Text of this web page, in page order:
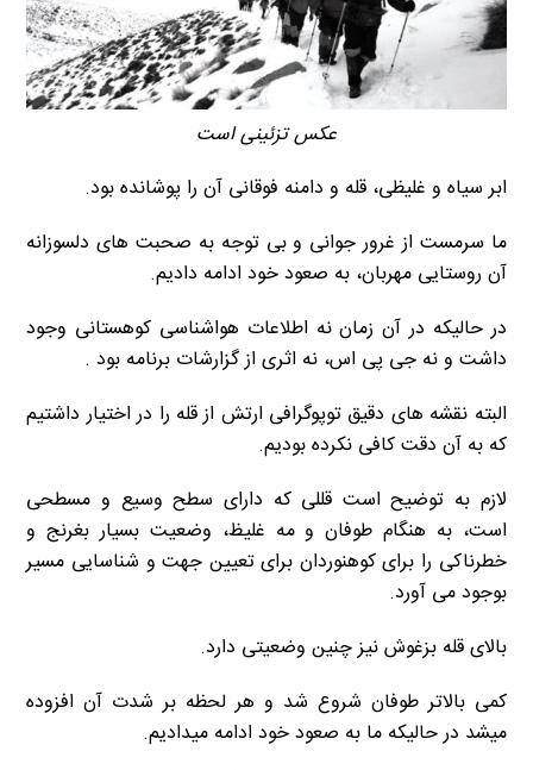
عکس تزئینی است
ابر سیاه و غلیظی، قله و دامنه فوقانی آن را پوشانده بود.
ما سرمست از غرور جوانی و بی توجه به صحبت های دلسوزانه
آن روستایی مهربان، به صعود خود ادامه دادیم.
در حالیکه در آن زمان نه اطلاعات هواشناسی کوهستانی وجود
داشت و نه جی پی اس، نه اثری از گزارشات برنامه بود .
البته نقشه های دقیق توپوگرافی ارتش از قله را در اختیار داشتیم
که به آن دقت کافی نکرده بودیم.
لازم به توضیح است قللی که دارای سطح وسیع و مسطحی
است، به هنگام طوفان و مه غلیظ، وضعیت بسیار بغرنج و
خطرناکی را برای کوهنوردان برای تعیین جهت و شناسایی مسیر
بوجود می آورد.
بالای قله بزغوش نیز چنین وضعیتی دارد.
کمی بالاتر طوفان شروع شد و هر لحظه بر شدت آن افزوده
میشد در حالیکه ما به صعود خود ادامه میدادیم.